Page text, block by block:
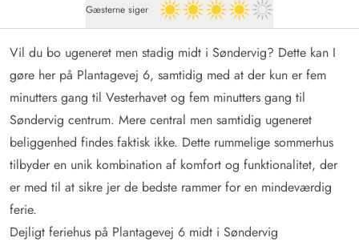
Gæsterne siger 4 ud af 5
Vil du bo ugeneret men stadig midt i Søndervig? Dette kan I
gøre her på Plantagevej 6, samtidig med at der kun er fem
minutters gang til Vesterhavet og fem minutters gang til
Søndervig centrum. Mere central men samtidig ugeneret
beliggenhed findes faktisk ikke. Dette rummelige sommerhus
tilbyder en unik kombination af komfort og funktionalitet, der
er med til at sikre jer de bedste rammer for en mindeværdig
ferie.
Dejligt feriehus på Plantagevej 6 midt i Søndervig